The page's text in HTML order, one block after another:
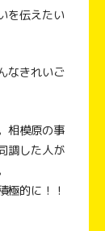
を伝えたい
なきれいご
相模原の事
調した人が
極的に！！